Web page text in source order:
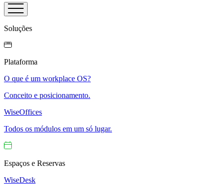
Soluções
Plataforma
O que é um workplace OS?
Conceito e posicionamento.
WiseOffices
Todos os módulos em um só lugar.
Espaços e Reservas
WiseDesk